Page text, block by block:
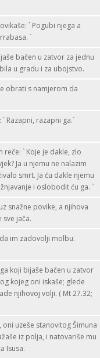
` Pogubi njega a
`
bačen u zatvor za jednu
u gradu i za ubojstvo.
obrati s namjerom da
Razapni, razapni ga.`
reče: ` Koje je dakle, zlo
Ja u njemu ne nalazim
smrt. Ja ću dakle njemu
i oslobodit ću ga. `
snažne povike, a njihova
sve jača.
im zadovolji molbu.
koji bijaše bačen u zatvor
kojeg oni iskaše; glede
njihovoj volji. ( Mt 27.32;
uzeše stanovitog Šimuna
iz polja, i natovariše mu
Isusa.